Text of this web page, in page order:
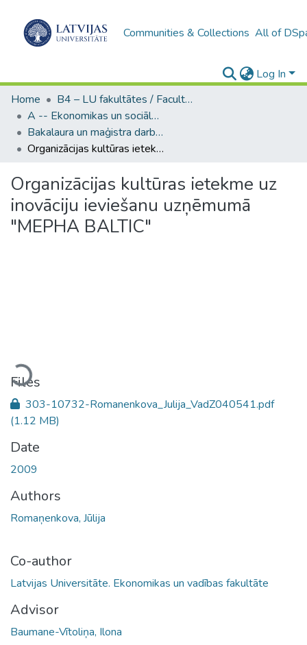
Communities & Collections All of
Log In
Home
B4 – LU fakultātes / Faculties of the UL
A -- Ekonomikas un sociālo zinātņu fakultāte / Faculty of Economics and Social Sciences
Bakalaura un maģistra darbi (ESZF) / Bachelor's and Master's theses
Organizācijas kultūras ietekme uz inovāciju ieviešanu uzņēmumā "MEPHA BALTIC"
Organizācijas kultūras ietekme uz
inovāciju ieviešanu uzņēmumā
"MEPHA BALTIC"
Loading...
Files
303-10732-Romanenkova_Julija_VadZ040541.pdf
(1.12 MB)
Date
2009
Authors
Romaņenkova, Jūlija
Co-author
Latvijas Universitāte. Ekonomikas un vadības fakultāte
Advisor
Baumane-Vītoliņa, Ilona